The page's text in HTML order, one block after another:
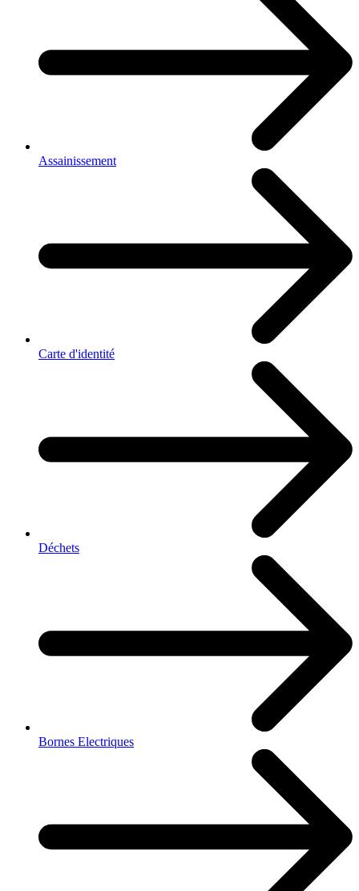
Assainissement
Carte d'identité
Déchets
Bornes Electriques